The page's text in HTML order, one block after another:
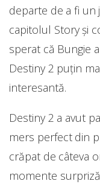
departe de a fi un
capitolul Story și
sperat că Bungie
Destiny 2 puțin
interesantă.
Destiny 2 a avut
mers perfect din
crăpat de câteva
momente